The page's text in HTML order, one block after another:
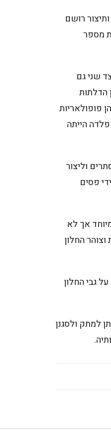
רושם
מספר
שני גם
הדלתות
פופולאריות
הייתה
וליצור
פסים
אך לא
החלון
גבי החלון
למתק ולסגנן